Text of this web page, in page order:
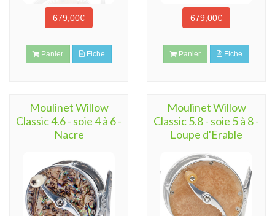
679,00€
Panier Fiche
679,00€
Panier Fiche
Moulinet Willow
Classic 4.6 - soie 4 à 6 -
Nacre
Moulinet Willow
Classic 5.8 - soie 5 à 8 -
Loupe d'Erable